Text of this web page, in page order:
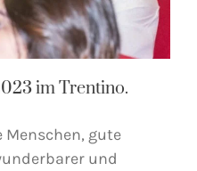
im Trentino.
gute
und